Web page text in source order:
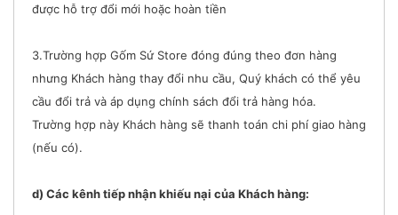
được hỗ trợ đổi mới hoặc hoàn tiền
3.Trường hợp Gốm Sứ Store đóng đúng theo đơn hàng
nhưng Khách hàng thay đổi nhu cầu, Quý khách có thể yêu
cầu đổi trả và áp dụng chính sách đổi trả hàng hóa.
Trường hợp này Khách hàng sẽ thanh toán chi phí giao hàng
(nếu có).
d) Các kênh tiếp nhận khiếu nại của Khách hàng: